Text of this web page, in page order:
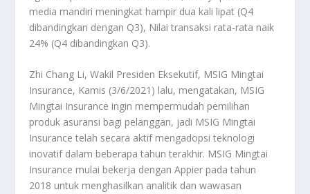
media mandiri meningkat hampir dua kali lipat (Q4
dibandingkan dengan Q3), Nilai transaksi rata-rata naik
24% (Q4 dibandingkan Q3).
Zhi Chang Li, Wakil Presiden Eksekutif, MSIG Mingtai
Insurance, Kamis (3/6/2021) lalu, mengatakan, MSIG
Mingtai Insurance ingin mempermudah pemilihan
produk asuransi bagi pelanggan, jadi MSIG Mingtai
Insurance telah secara aktif mengadopsi teknologi
inovatif dalam beberapa tahun terakhir. MSIG Mingtai
Insurance mulai bekerja dengan Appier pada tahun
2018 untuk menghasilkan analitik dan wawasan